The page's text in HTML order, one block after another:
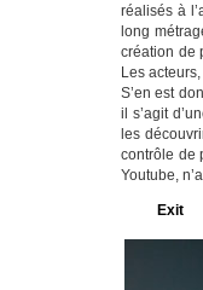
réalisés à
long
création de
Les
S’en est
il s’agit
les
contrôle de
Youtube,
Exit